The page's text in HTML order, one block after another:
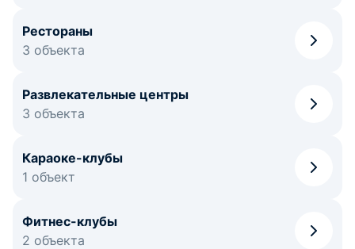
Рестораны
3 объекта
Развлекательные центры
3 объекта
Караоке-клубы
1 объект
Фитнес-клубы
2 объекта